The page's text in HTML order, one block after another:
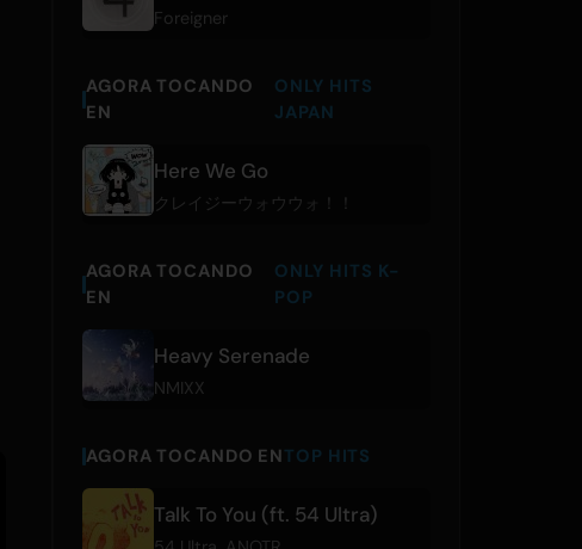
Foreigner
AGORA TOCANDO
EN
ONLY HITS
JAPAN
Here We Go
クレイジーウォウウォ！！
AGORA TOCANDO
EN
ONLY HITS K-
POP
Heavy Serenade
NMIXX
AGORA TOCANDO ENTOP HITS
Talk To You (ft. 54 Ultra)